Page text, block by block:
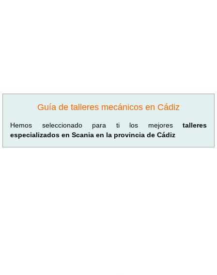
Guía de talleres mecánicos en Cádiz
Hemos seleccionado para ti los mejores talleres
especializados en Scania en la provincia de Cádiz